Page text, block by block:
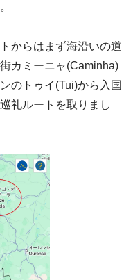
からはまず海沿いの道
カミーニャ(Caminha)
のトゥイ(Tui)から入国
礼ルートを取りまし